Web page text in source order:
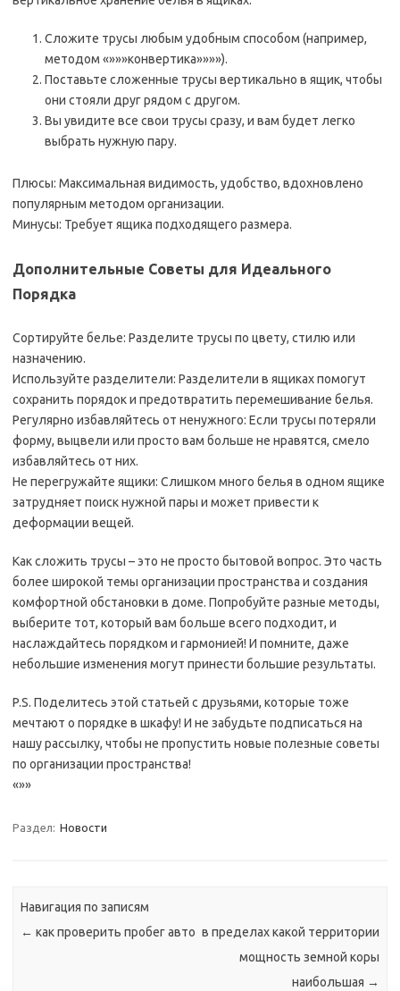
Сложите трусы любым удобным способом (например,
методом «»»»конвертика»»»»).
Поставьте сложенные трусы вертикально в ящик, чтобы
они стояли друг рядом с другом.
Вы увидите все свои трусы сразу, и вам будет легко
выбрать нужную пару.
Плюсы: Максимальная видимость, удобство, вдохновлено
популярным методом организации.
Минусы: Требует ящика подходящего размера.
Дополнительные Советы для Идеального
Порядка
Сортируйте белье: Разделите трусы по цвету, стилю или
назначению.
Используйте разделители: Разделители в ящиках помогут
сохранить порядок и предотвратить перемешивание белья.
Регулярно избавляйтесь от ненужного: Если трусы потеряли
форму, выцвели или просто вам больше не нравятся, смело
избавляйтесь от них.
Не перегружайте ящики: Слишком много белья в одном ящике
затрудняет поиск нужной пары и может привести к
деформации вещей.
Как сложить трусы – это не просто бытовой вопрос. Это часть
более широкой темы организации пространства и создания
комфортной обстановки в доме. Попробуйте разные методы,
выберите тот, который вам больше всего подходит, и
наслаждайтесь порядком и гармонией! И помните, даже
небольшие изменения могут принести большие результаты.
P.S. Поделитесь этой статьей с друзьями, которые тоже
мечтают о порядке в шкафу! И не забудьте подписаться на
нашу рассылку, чтобы не пропустить новые полезные советы
по организации пространства!
«»»
Раздел: Новости
Навигация по записям
← как проверить пробег авто в пределах какой территории
мощность земной коры
наибольшая →